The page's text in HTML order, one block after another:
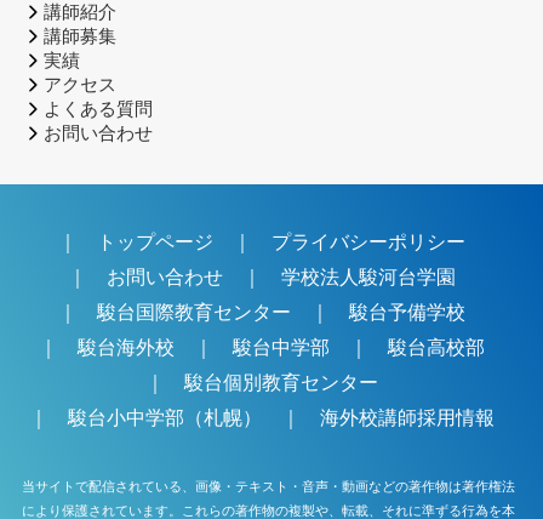
講師紹介
講師募集
実績
アクセス
よくある質問
お問い合わせ
｜ トップページ ｜
プライバシーポリシー
｜
お問い合わせ ｜
学校法人駿河台学園
｜
駿台国際教育センター ｜
駿台予備学校
｜ 駿台海外校 ｜ 駿台中学部 ｜
駿台高校部
｜
駿台個別教育センター
｜
駿台小中学部（札幌） ｜ 海外校講師採用情報
当サイトで配信されている、画像・テキスト・音声・動画などの著作物は著作権法
により保護されています。これらの著作物の複製や、転載、それに準ずる行為を本